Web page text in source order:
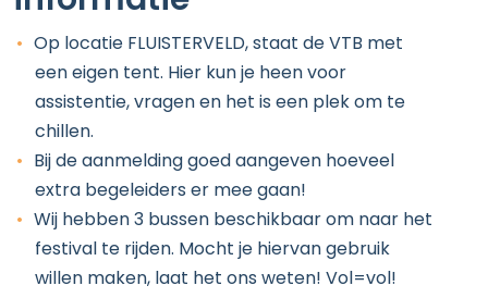
Op locatie FLUISTERVELD, staat de VTB met
een eigen tent. Hier kun je heen voor
assistentie, vragen en het is een plek om te
chillen.
Bij de aanmelding goed aangeven hoeveel
extra begeleiders er mee gaan!
Wij hebben 3 bussen beschikbaar om naar het
festival te rijden. Mocht je hiervan gebruik
willen maken, laat het ons weten! Vol=vol!